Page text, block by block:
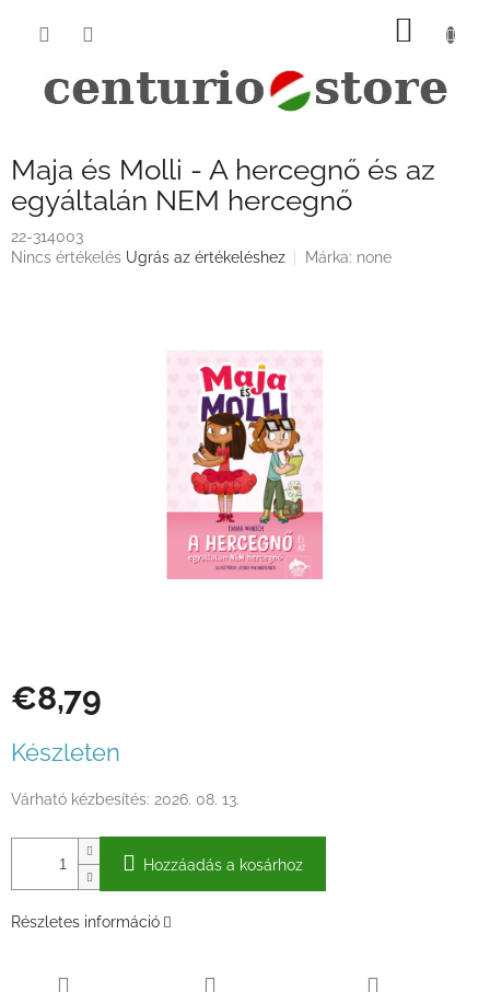
KOSÁR
Maja és Molli - A hercegnő és az
egyáltalán NEM hercegnő
22-314003
A
Nincs értékelés Ugrás az értékeléshez Márka: none
€8,79
Készleten
Várható kézbesítés: 2026. 08. 13.
Hozzáadás a kosárhoz
Részletes információ